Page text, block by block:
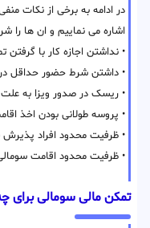
در ادامه به برخی از نکات
اشاره می نماییم و ان ها را
• نداشتن اجازه کار با گرفتن
• داشتن شرط حضور حداقل
• ریسک در صدور ویزا به علت
• پروسه طولانی بودن اخذ
• ظرفیت محدود افراد
• ظرفیت محدود اقامت
تمکن مالی سومالی